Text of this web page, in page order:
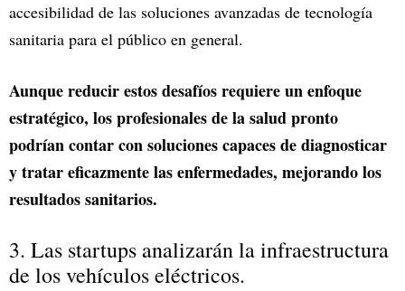
accesibilidad de las soluciones avanzadas de tecnología
sanitaria para el público en general.
Aunque reducir estos desafíos requiere un enfoque
estratégico, los profesionales de la salud pronto
podrían contar con soluciones capaces de diagnosticar
y tratar eficazmente las enfermedades, mejorando los
resultados sanitarios.
3. Las startups analizarán la infraestructura
de los vehículos eléctricos.